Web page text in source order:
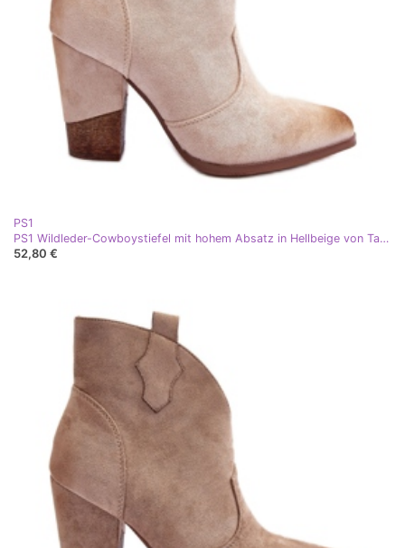
PS1
PS1 Wildleder-Cowboystiefel mit hohem Absatz in Hellbeige von Tanner
52,80 €